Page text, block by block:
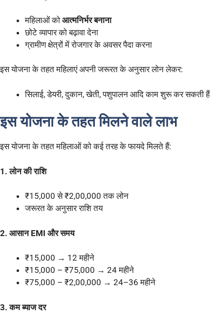
महिलाओं को आत्मनिर्भर बनाना
छोटे व्यापार को बढ़ावा देना
ग्रामीण क्षेत्रों में रोजगार के अवसर पैदा करना
इस योजना के तहत महिलाएं अपनी जरूरत के अनुसार लोन लेकर:
सिलाई, डेयरी, दुकान, खेती, पशुपालन आदि काम शुरू कर सकती हैं
इस योजना के तहत मिलने वाले लाभ
इस योजना के तहत महिलाओं को कई तरह के फायदे मिलते हैं:
1. लोन की राशि
₹15,000 से ₹2,00,000 तक लोन
जरूरत के अनुसार राशि तय
2. आसान EMI और समय
₹15,000 → 12 महीने
₹15,000 – ₹75,000 → 24 महीने
₹75,000 – ₹2,00,000 → 24–36 महीने
3. कम ब्याज दर